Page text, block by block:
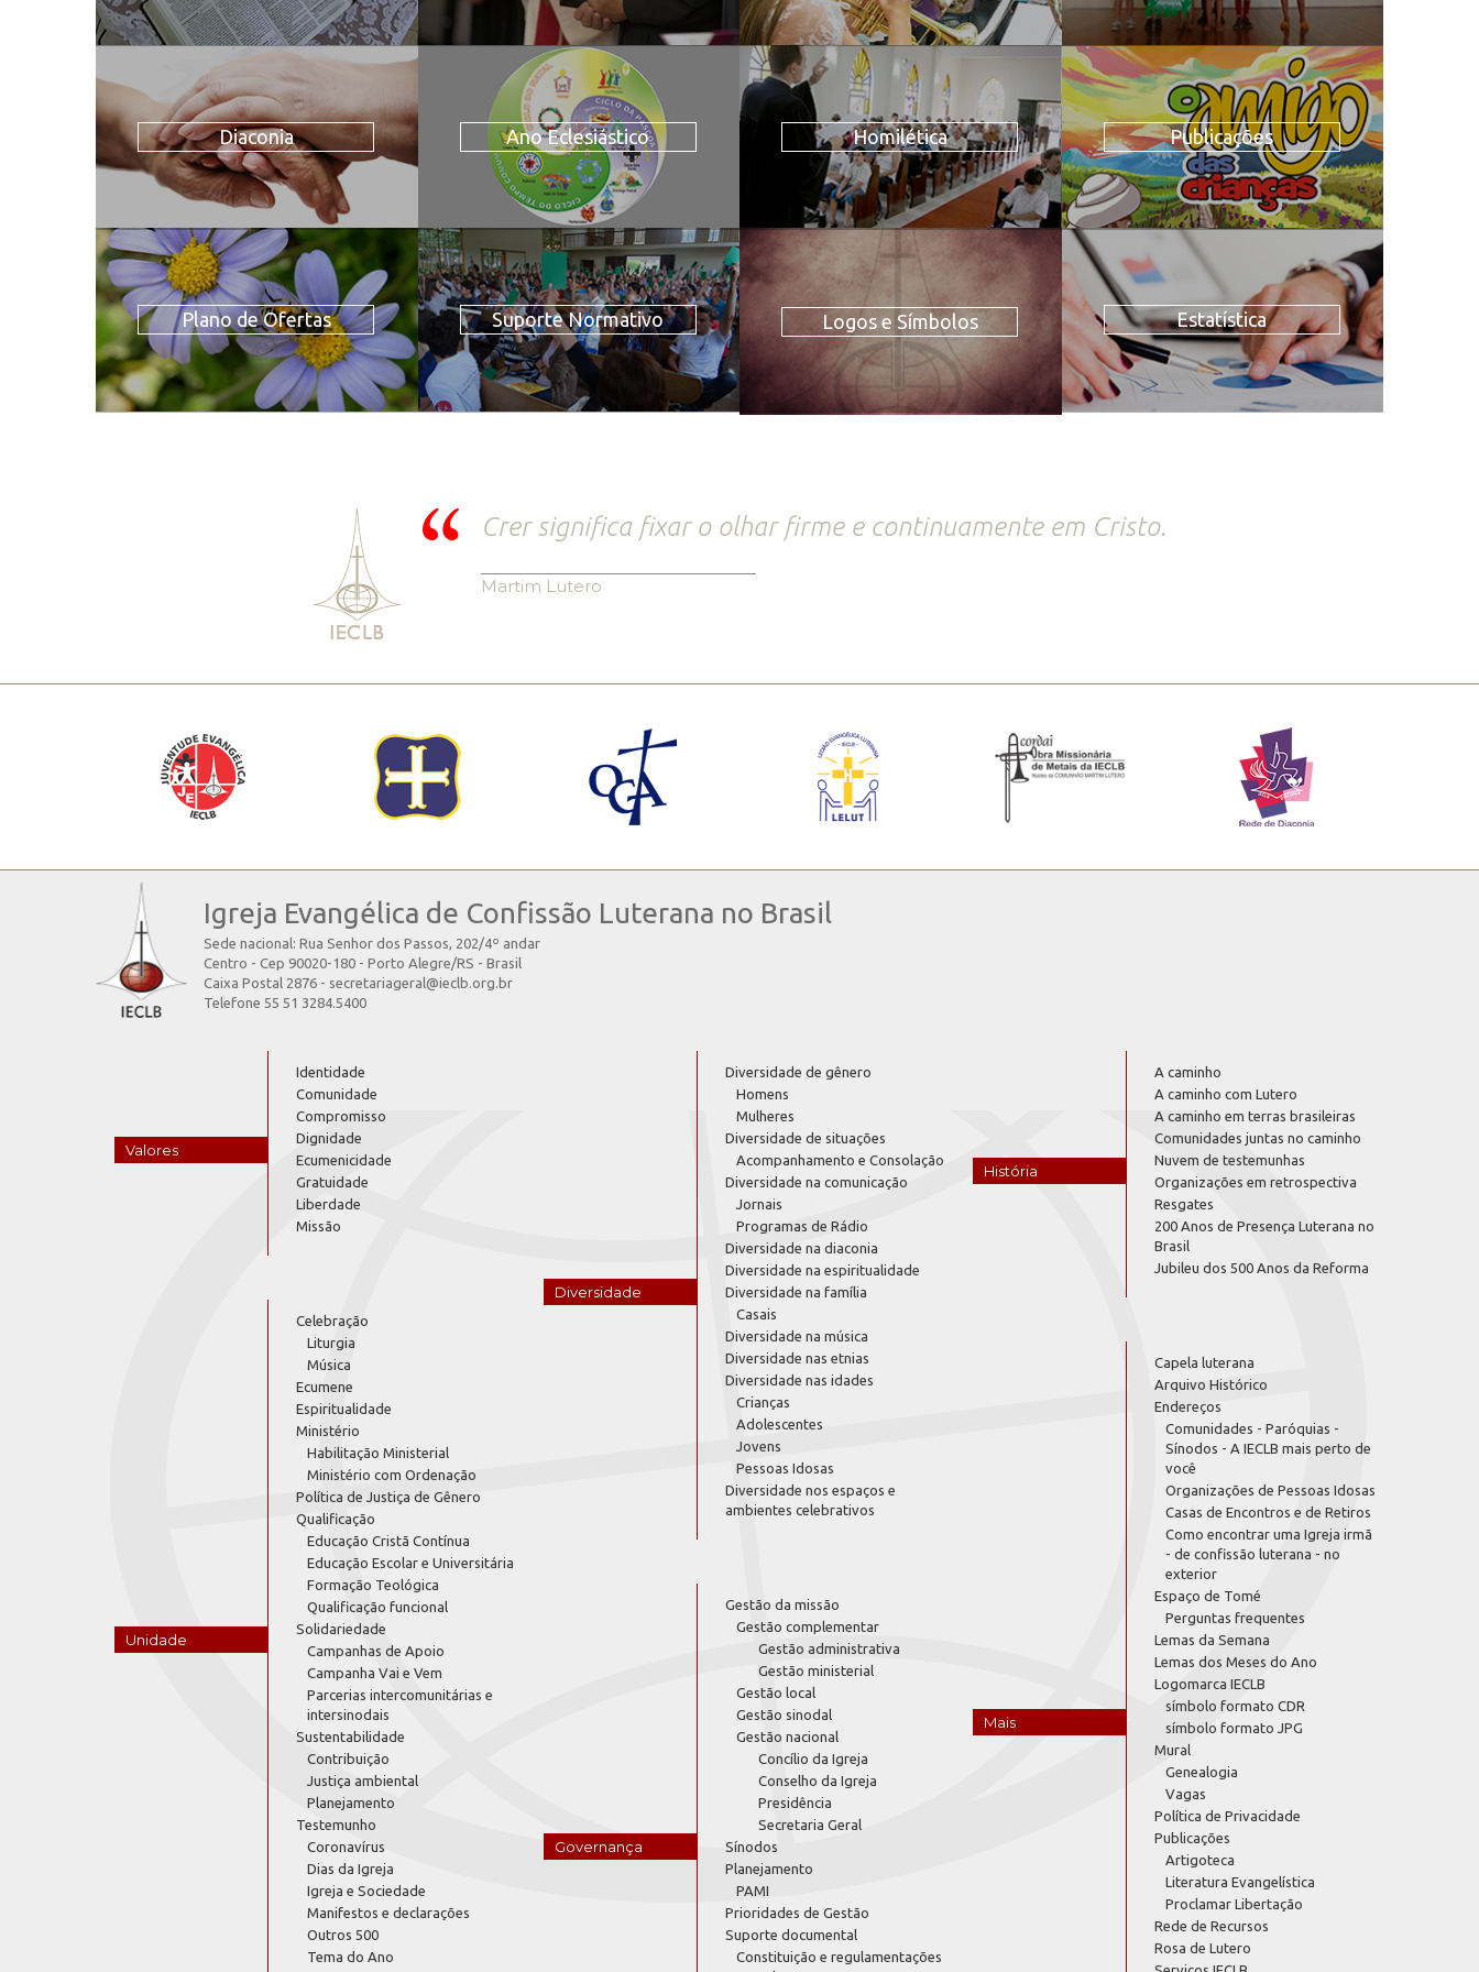
Diaconia Ano Eclesiástico Homilética Publicações
Plano de Ofertas Suporte Normativo Logos e Símbolos Estatística
Crer significa fixar o olhar firme e continuamente em Cristo.
Martim Lutero
Igreja Evangélica de Confissão Luterana no Brasil
Sede nacional: Rua Senhor dos Passos, 202/4º andar
Centro - Cep 90020-180 - Porto Alegre/RS - Brasil
Caixa Postal 2876 - secretariageral@ieclb.org.br
Telefone 55 51 3284.5400
Valores
Identidade
Comunidade
Compromisso
Dignidade
Ecumenicidade
Gratuidade
Liberdade
Missão
Unidade
Celebração
Liturgia
Música
Ecumene
Espiritualidade
Ministério
Habilitação Ministerial
Ministério com Ordenação
Política de Justiça de Gênero
Qualificação
Educação Cristã Contínua
Educação Escolar e Universitária
Formação Teológica
Qualificação funcional
Solidariedade
Campanhas de Apoio
Campanha Vai e Vem
Parcerias intercomunitárias e
intersinodais
Sustentabilidade
Contribuição
Justiça ambiental
Planejamento
Testemunho
Coronavírus
Dias da Igreja
Igreja e Sociedade
Manifestos e declarações
Outros 500
Tema do Ano
Diversidade
Diversidade de gênero
Homens
Mulheres
Diversidade de situações
Acompanhamento e Consolação
Diversidade na comunicação
Jornais
Programas de Rádio
Diversidade na diaconia
Diversidade na espiritualidade
Diversidade na família
Casais
Diversidade na música
Diversidade nas etnias
Diversidade nas idades
Crianças
Adolescentes
Jovens
Pessoas Idosas
Diversidade nos espaços e
ambientes celebrativos
Governança
Gestão da missão
Gestão complementar
Gestão administrativa
Gestão ministerial
Gestão local
Gestão sinodal
Gestão nacional
Concílio da Igreja
Conselho da Igreja
Presidência
Secretaria Geral
Sínodos
Planejamento
PAMI
Prioridades de Gestão
Suporte documental
Constituição e regulamentações
História
A caminho
A caminho com Lutero
A caminho em terras brasileiras
Comunidades juntas no caminho
Nuvem de testemunhas
Organizações em retrospectiva
Resgates
200 Anos de Presença Luterana no
Brasil
Jubileu dos 500 Anos da Reforma
Mais
Capela luterana
Arquivo Histórico
Endereços
Comunidades - Paróquias -
Sínodos - A IECLB mais perto de
você
Organizações de Pessoas Idosas
Casas de Encontros e de Retiros
Como encontrar uma Igreja irmã
- de confissão luterana - no
exterior
Espaço de Tomé
Perguntas frequentes
Lemas da Semana
Lemas dos Meses do Ano
Logomarca IECLB
símbolo formato CDR
símbolo formato JPG
Mural
Genealogia
Vagas
Política de Privacidade
Publicações
Artigoteca
Literatura Evangelística
Proclamar Libertação
Rede de Recursos
Rosa de Lutero